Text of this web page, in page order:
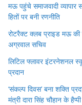
मऊ पहुंचे समाजवादी व्यापार
हितों पर बनी रणनीति
रोटरैक्ट क्लब प्राइड मऊ की
अग्रवाल सचिव
लिटिल फ्लावर इंटरनेशनल
प्रदान
‘संकल्प दिवस’ बना शक्ति
मंत्री दारा सिंह चौहान के